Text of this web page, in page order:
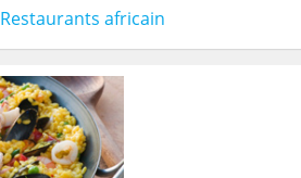
Restaurants africain